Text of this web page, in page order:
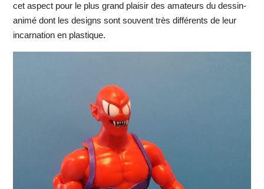
cet aspect pour le plus grand plaisir des amateurs du dessin-
animé dont les designs sont souvent très différents de leur
incarnation en plastique.